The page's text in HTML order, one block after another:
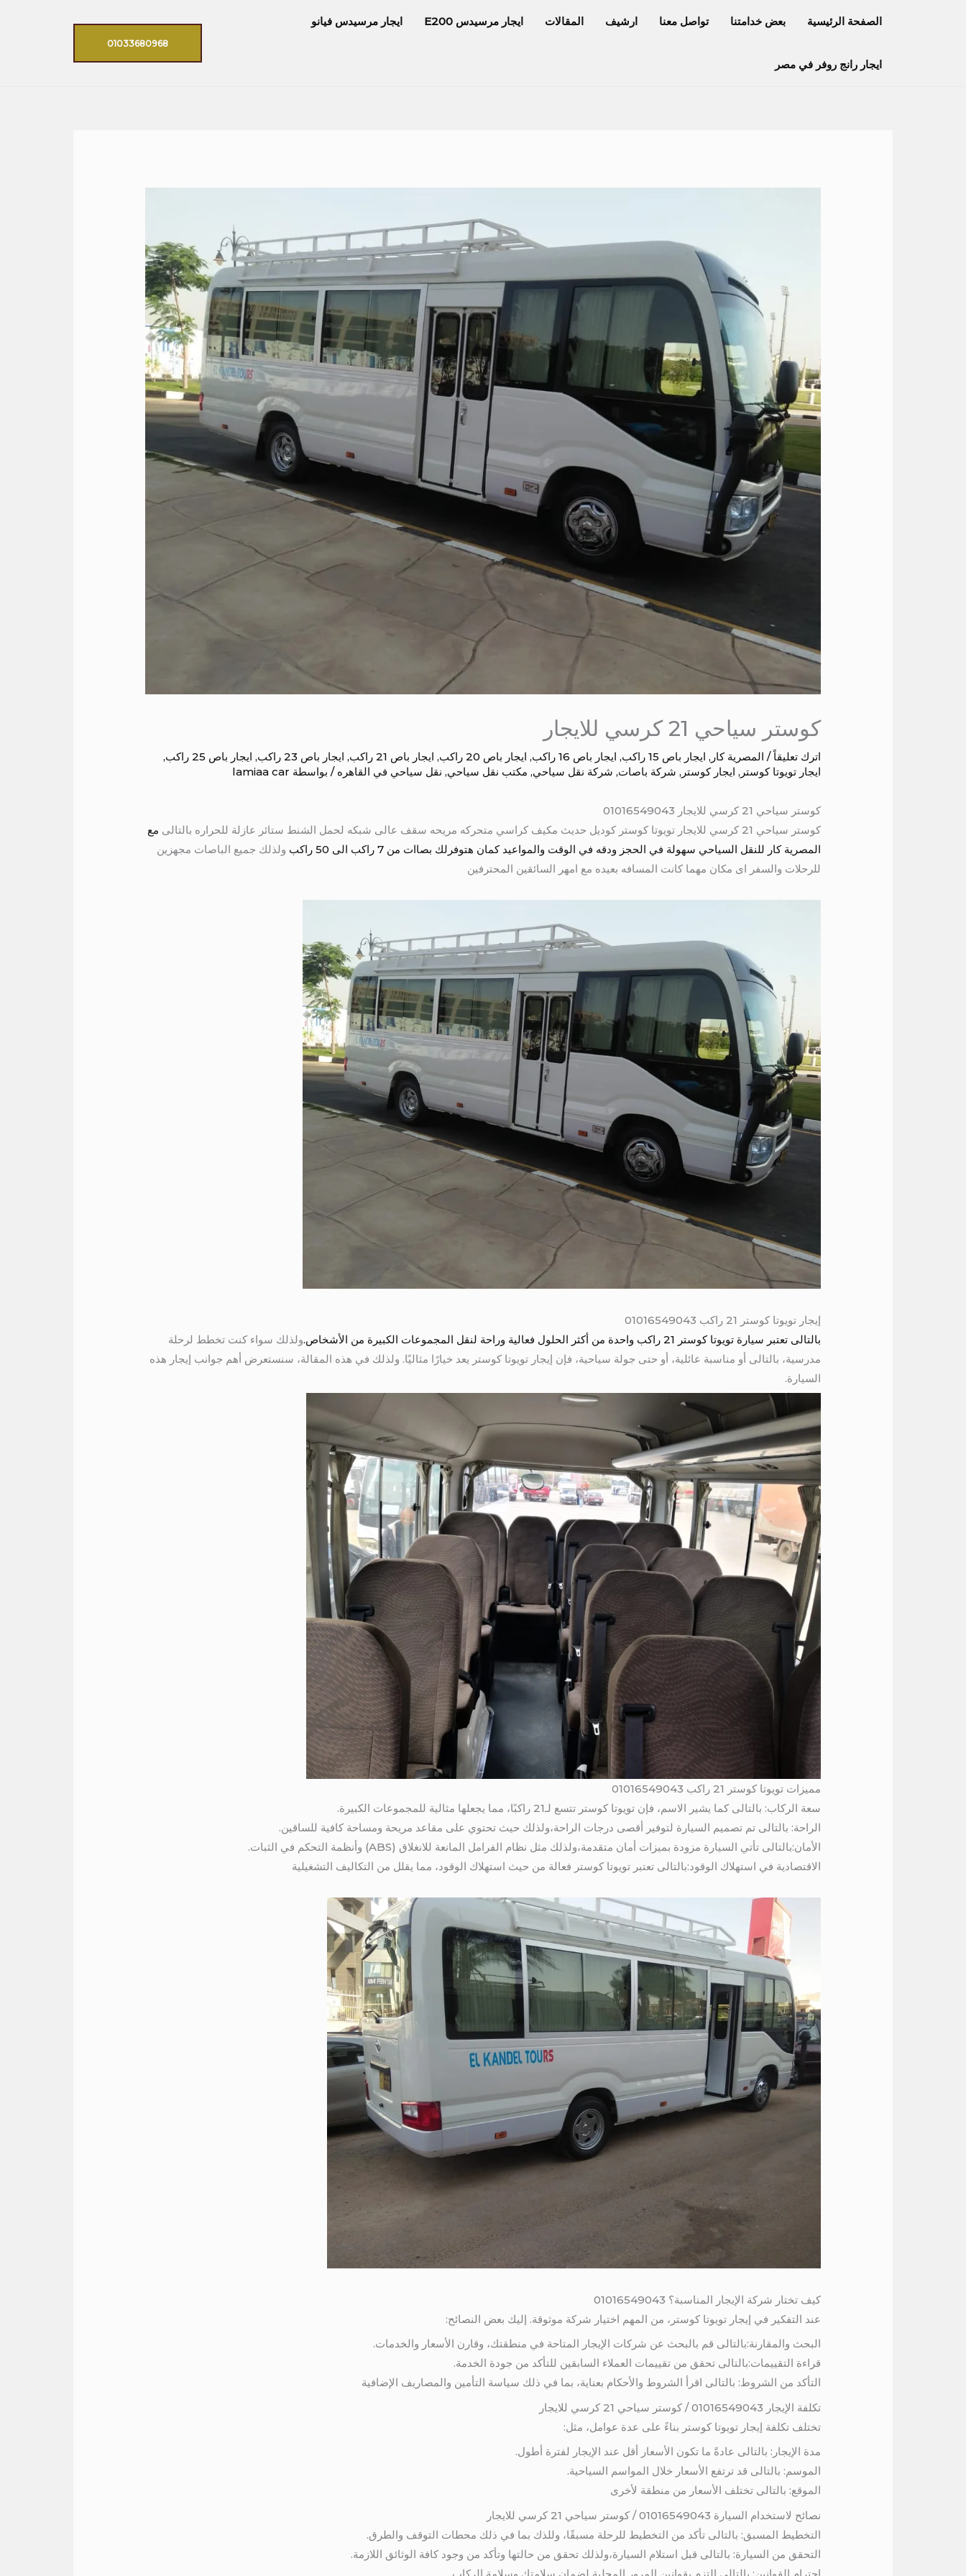
الصفحة الرئيسية بعض خدامتنا تواصل معنا ارشيف المقالات ايجار مرسيدس E200 ايجار مرسيدس فيانو
ايجار رانج روفر في مصر
01033680968
كوستر سياحي 21 كرسي للايجار
اترك تعليقاً / المصرية كار , ايجار باص 15 راكب , ايجار باص 16 راكب , ايجار باص 20 راكب , ايجار باص 21 راكب , ايجار باص 23 راكب , ايجار باص 25 راكب
,
ايجار تويوتا كوستر , ايجار كوستر , شركة باصات, شركة نقل سياحي, مكتب نقل سياحي, نقل سياحي في القاهره / بواسطة lamiaa car
كوستر سياحي 21 كرسي للايجار 01016549043
كوستر سياحي 21 كرسي للايجار تويوتا كوستر كوديل حديث مكيف كراسي متحركه مريحه سقف عالى شبكه لحمل الشنط ستائر عازلة للحراره بالتالى
مع
المصرية كار للنقل السياحي سهولة في الحجز ودقه في الوقت والمواعيد كمان هتوفرلك بصاات من 7 راكب الى 50 راكب
ولذلك جميع الباصات مجهزين
للرحلات والسفر اى مكان مهما كانت المسافه بعيده مع امهر السائقين المحترفين
إيجار تويوتا كوستر 21 راكب 01016549043
بالتالى تعتبر سيارة تويوتا كوستر 21 راكب واحدة من أكثر الحلول فعالية وراحة لنقل المجموعات الكبيرة من الأشخاص.
ولذلك سواء كنت تخطط لرحلة
مدرسية، بالتالى أو مناسبة عائلية، أو حتى جولة سياحية، فإن إيجار تويوتا كوستر يعد خيارًا مثاليًا. ولذلك في هذه المقالة، سنستعرض أهم جوانب إيجار هذه
السيارة.
مميزات تويوتا كوستر 21 راكب 01016549043
سعة الركاب: بالتالى كما يشير الاسم، فإن تويوتا كوستر تتسع لـ21 راكبًا، مما يجعلها مثالية للمجموعات الكبيرة.
الراحة: بالتالى تم تصميم السيارة لتوفير أقصى درجات الراحة،ولذلك حيث تحتوي على مقاعد مريحة ومساحة كافية للساقين.
الأمان:بالتالى تأتي السيارة مزودة بميزات أمان متقدمة،ولذلك مثل نظام الفرامل المانعة للانغلاق (ABS) وأنظمة التحكم في الثبات.
الاقتصادية في استهلاك الوقود:بالتالى تعتبر تويوتا كوستر فعالة من حيث استهلاك الوقود، مما يقلل من التكاليف التشغيلية
كيف تختار شركة الإيجار المناسبة؟ 01016549043
عند التفكير في إيجار تويوتا كوستر، من المهم اختيار شركة موثوقة. إليك بعض النصائح:
البحث والمقارنة:بالتالى قم بالبحث عن شركات الإيجار المتاحة في منطقتك، وقارن الأسعار والخدمات.
قراءة التقييمات:بالتالى تحقق من تقييمات العملاء السابقين للتأكد من جودة الخدمة.
التأكد من الشروط: بالتالى اقرأ الشروط والأحكام بعناية، بما في ذلك سياسة التأمين والمصاريف الإضافية
تكلفة الإيجار 01016549043 / كوستر سياحي 21 كرسي للايجار
تختلف تكلفة إيجار تويوتا كوستر بناءً على عدة عوامل، مثل:
مدة الإيجار: بالتالى عادةً ما تكون الأسعار أقل عند الإيجار لفترة أطول.
الموسم: بالتالى قد ترتفع الأسعار خلال المواسم السياحية.
الموقع: بالتالى تختلف الأسعار من منطقة لأخرى
نصائح لاستخدام السيارة 01016549043 / كوستر سياحي 21 كرسي للايجار
التخطيط المسبق: بالتالى تأكد من التخطيط للرحلة مسبقًا، وللذك بما في ذلك محطات التوقف والطرق.
التحقق من السيارة: بالتالى قبل استلام السيارة،ولذلك تحقق من حالتها وتأكد من وجود كافة الوثائق اللازمة.
احترام القوانين: بالتالى التزم بقوانين المرور المحلية لضمان سلامتك وسلامة الركاب.